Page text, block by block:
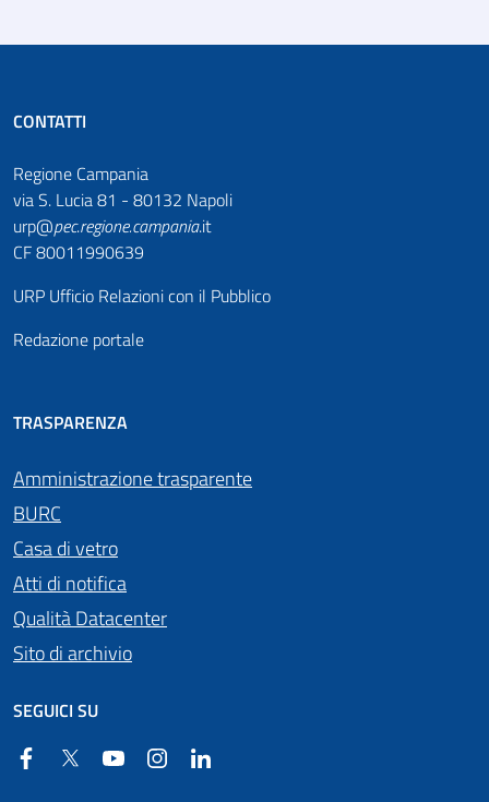
CONTATTI
Regione Campania
via S. Lucia 81 - 80132 Napoli
urp@pec.regione.campania.it
CF 80011990639
URP Ufficio Relazioni con il Pubblico
Redazione portale
TRASPARENZA
Amministrazione trasparente
BURC
Casa di vetro
Atti di notifica
Qualità Datacenter
Sito di archivio
SEGUICI SU
FacebookTwitter YouTube Instagram